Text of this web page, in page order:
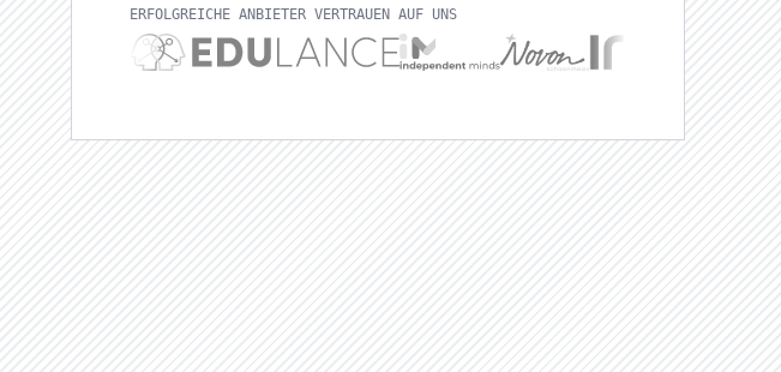
ERFOLGREICHE ANBIETER VERTRAUEN AUF UNS